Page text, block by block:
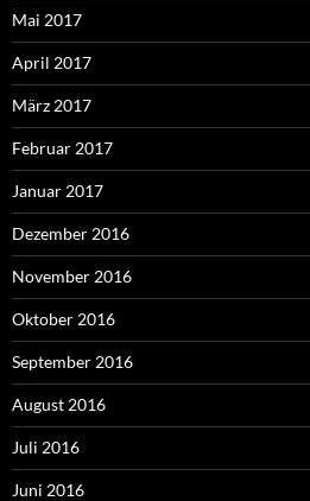
Mai 2017
April 2017
März 2017
Februar 2017
Januar 2017
Dezember 2016
November 2016
Oktober 2016
September 2016
August 2016
Juli 2016
Juni 2016